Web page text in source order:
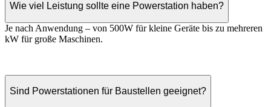
Wie viel Leistung sollte eine Powerstation haben?
Je nach Anwendung – von 500W für kleine Geräte bis zu mehreren
kW für große Maschinen.
Sind Powerstationen für Baustellen geeignet?